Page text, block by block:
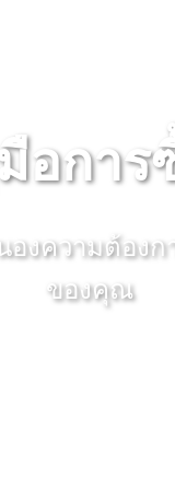
อการ
องความต้อง
ของคุณ